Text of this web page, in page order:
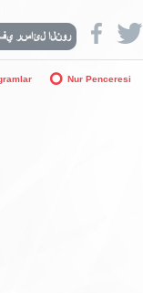
Nur Penceresi